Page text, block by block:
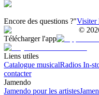
Encore des questions ?"Visiter
©
Télécharger l'app
Liens utiles
Catalogue musicalRadios In-
contacter
Jamendo
Jamendo pour les artistes